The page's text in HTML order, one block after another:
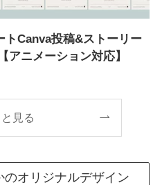
トCanva投稿&ストーリー
アニメーション対応】
見る
オリジナルデザイン